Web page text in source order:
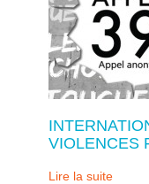
VIOLENCES
Lire la suite